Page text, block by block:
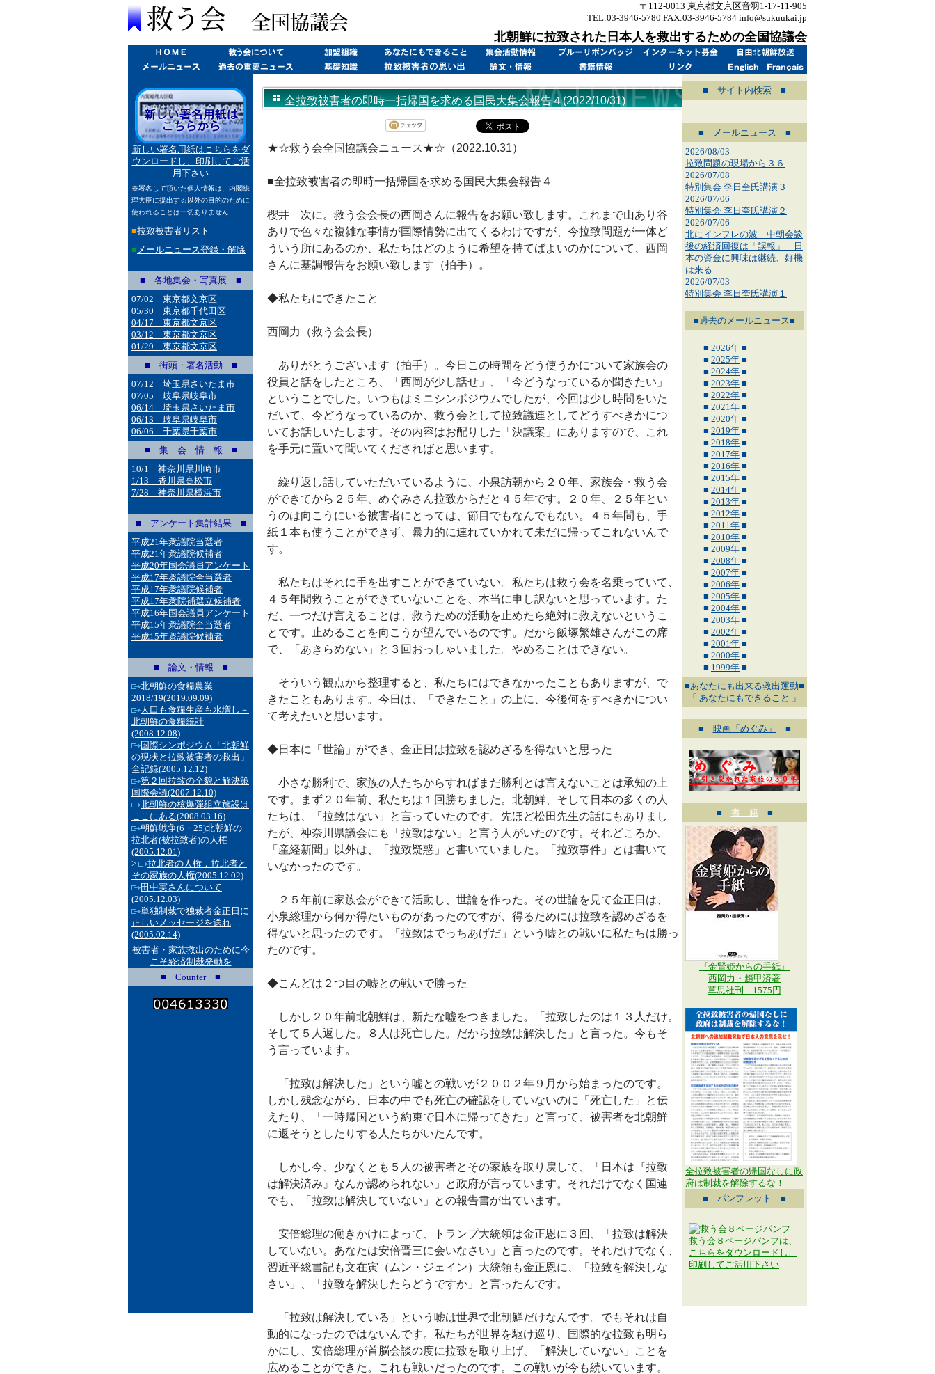
〒112-0013 東京都文京区音羽1-17-11-905
TEL:03-3946-5780 FAX:03-3946-5784 info@sukuukai.jp
北朝鮮に拉致された日本人を救出するための全国協議会
新しい署名用紙はこちらをダ
ウンロードし、印刷してご活
用下さい
※署名して頂いた個人情報は、内閣総
理大臣に提出する以外の目的のために
使われることは一切ありません
■拉致被害者リスト
■ メールニュース登録・解除
■ 各地集会・写真展 ■
07/02 東京都文京区
05/30 東京都千代田区
04/17 東京都文京区
03/12 東京都文京区
01/29 東京都文京区
■ 街頭・署名活動 ■
07/12 埼玉県さいたま市
07/05 岐阜県岐阜市
06/14 埼玉県さいたま市
06/13 岐阜県岐阜市
06/06 千葉県千葉市
■ 集 会 情 報 ■
10/1 神奈川県川崎市
1/13 香川県高松市
7/28 神奈川県横浜市
■ アンケート集計結果 ■
平成21年衆議院当選者
平成21年衆議院候補者
平成20年国会議員アンケート
平成17年衆議院全当選者
平成17年衆議院候補者
平成17年衆院補選立候補者
平成16年国会議員アンケート
平成15年衆議院全当選者
平成15年衆議院候補者
■ 論文・情報 ■
北朝鮮の食糧農業
2018/19(2019.09.09)
人口も食糧生産も水増し－
北朝鮮の食糧統計
(2008.12.08)
国際シンポジウム「北朝鮮
の現状と拉致被害者の救出」
全記録(2005.12.12)
第２回拉致の全貌と解決策
国際会議(2007.12.10)
北朝鮮の核爆弾組立施設は
ここにある(2008.03.16)
朝鮮戦争(6・25)北朝鮮の
拉北者(被拉致者)の人権
(2005.12.01)
>
拉北者の人権，拉北者と
その家族の人権(2005.12.02)
田中実さんについて
(2005.12.03)
単独制裁で独裁者金正日に
正しいメッセージを送れ
(2005.02.14)
被害者・家族救出のために今
こそ経済制裁発動を
■ Counter ■
全拉致被害者の即時一括帰国を求める国民大集会報告４(2022/10/31)
★☆救う会全国協議会ニュース★☆（2022.10.31）
■全拉致被害者の即時一括帰国を求める国民大集会報告４
櫻井 次に。救う会会長の西岡さんに報告をお願い致します。これまで山あり谷
ありで色々な複雑な事情が国際情勢に出てくるわけですが、今拉致問題が一体ど
ういう所にあるのか、私たちはどのように希望を持てばよいのかについて、西岡
さんに基調報告をお願い致します（拍手）。
◆私たちにできたこと
西岡力（救う会会長）
ありがとうございます（拍手）。今日この時間をどう使うかについて家族会の
役員と話をしたところ、「西岡が少し話せ」、「今どうなっているか聞きたい」
ということでした。いつもはミニシンポジウムでしたが、今回は少し時間をいた
だいて、今どうなっているのか、救う会として拉致議連としてどうすべきかにつ
いてお話しいたします。その内容はお配りした「決議案」にありますので、これ
を手元に置いて聞いてくださればと思います。
繰り返し話していただいているように、小泉訪朝から２０年、家族会・救う会
ができてから２５年、めぐみさん拉致からだと４５年です。２０年、２５年とい
うのは向こうにいる被害者にとっては、節目でもなんでもない。４５年間も、手
紙１本も使うことができず、暴力的に連れていかれて未だに帰ってこれないんで
す。
私たちはそれに手を出すことができていない。私たちは救う会を名乗っていて、
４５年間救うことができていないことを、本当に申し訳ないと思っています。た
だ、一つだけ言えることは、救うための活動を止めたら絶対に救えないというこ
とです。止めることを向こうが望んでいるのです。だから飯塚繁雄さんがこの席
で、「あきらめない」と３回おっしゃいました。やめることはできない。
そういう観点から整理すると、私たちにはできなかったこともありますが、で
きたこともあります。今日は、「できたこと」の上に、今後何をすべきかについ
て考えたいと思います。
◆日本に「世論」ができ、金正日は拉致を認めざるを得ないと思った
小さな勝利で、家族の人たちからすればまだ勝利とは言えないことは承知の上
です。まず２０年前、私たちは１回勝ちました。北朝鮮、そして日本の多くの人
たちは、「拉致はない」と言っていたのです。先ほど松田先生の話にもありまし
たが、神奈川県議会にも「拉致はない」と言う人がいたのです。それどころか、
「産経新聞」以外は、「拉致疑惑」と書いていました。「拉致事件」とは書いて
いなかったのです。
２５年前に家族会ができて活動し、世論を作った。その世論を見て金正日は、
小泉総理から何か得たいものがあったのですが、得るためには拉致を認めざるを
得ないと思ったのです。「拉致はでっちあげだ」という嘘との戦いに私たちは勝っ
たのです。
◆こんどは２つ目の嘘との戦いで勝った
しかし２０年前北朝鮮は、新たな嘘をつきました。「拉致したのは１３人だけ。
そして５人返した。８人は死亡した。だから拉致は解決した」と言った。今もそ
う言っています。
「拉致は解決した」という嘘との戦いが２００２年９月から始まったのです。
しかし残念ながら、日本の中でも死亡の確認をしていないのに「死亡した」と伝
えたり、「一時帰国という約束で日本に帰ってきた」と言って、被害者を北朝鮮
に返そうとしたりする人たちがいたんです。
しかし今、少なくとも５人の被害者とその家族を取り戻して、「日本は『拉致
は解決済み』なんか認められない」と政府が言っています。それだけでなく国連
でも、「拉致は解決していない」との報告書が出ています。
安倍総理の働きかけによって、トランプ大統領は金正恩に３回、「拉致は解決
していない。あなたは安倍晋三に会いなさい」と言ったのです。それだけでなく、
習近平総書記も文在寅（ムン・ジェイン）大統領も金正恩に、「拉致を解決しな
さい」、「拉致を解決したらどうですか」と言ったんです。
「拉致は解決している」という嘘は世界で北朝鮮だけなんです。でもそれは自
動的になったのではないんです。私たちが世界を駆け巡り、国際的な拉致も明ら
かにし、安倍総理が首脳会談の度に拉致を取り上げ、「解決していない」ことを
広めることができた。これも戦いだったのです。この戦いが今も続いています。
■ サイト内検索 ■
■ メールニュース ■
2026/08/03
拉致問題の現場から３６
2026/07/08
特別集会 李日奎氏講演３
2026/07/06
特別集会 李日奎氏講演２
2026/07/06
北にインフレの波 中朝会談
後の経済回復は「誤報」 日
本の資金に興味は継続、好機
は来る
2026/07/03
特別集会 李日奎氏講演１
■過去のメールニュース■
■ 2026年 ■
■ 2025年 ■
■ 2024年 ■
■ 2023年 ■
■ 2022年 ■
■ 2021年 ■
■ 2020年 ■
■ 2019年 ■
■ 2018年 ■
■ 2017年 ■
■ 2016年 ■
■ 2015年 ■
■ 2014年 ■
■ 2013年 ■
■ 2012年 ■
■ 2011年 ■
■ 2010年 ■
■ 2009年 ■
■ 2008年 ■
■ 2007年 ■
■ 2006年 ■
■ 2005年 ■
■ 2004年 ■
■ 2003年 ■
■ 2002年 ■
■ 2001年 ■
■ 2000年 ■
■ 1999年 ■
■あなたにも出来る救出運動■
「 あなたにもできること 」
■ 映画「めぐみ」 ■
■ 書 籍 ■
『金賢姫からの手紙』
西岡力・趙甲済著
草思社刊 1575円
全拉致被害者の帰国なしに政
府は制裁を解除するな！
■ パンフレット ■
救う会８ページパンフは、
こちらをダウンロードし、
印刷してご活用下さい